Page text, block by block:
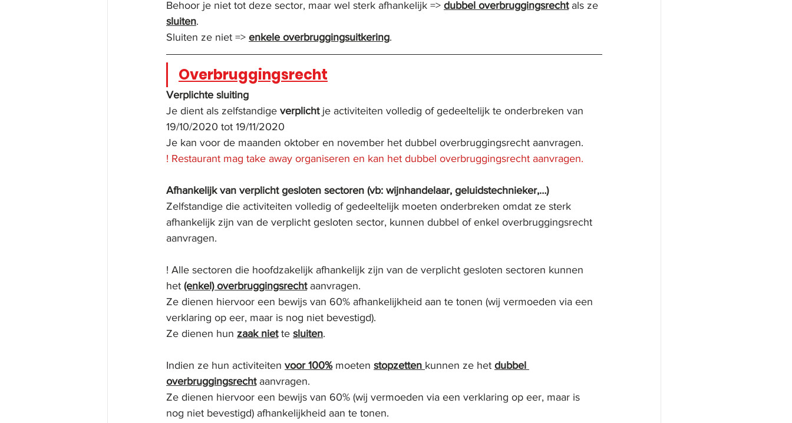
Behoor je niet tot deze sector, maar wel sterk afhankelijk => dubbel overbruggingsrecht als ze
sluiten.
Sluiten ze niet => enkele overbruggingsuitkering.
Overbruggingsrecht
Verplichte sluiting
Je dient als zelfstandige verplicht je activiteiten volledig of gedeeltelijk te onderbreken van
19/10/2020 tot 19/11/2020
Je kan voor de maanden oktober en november het dubbel overbruggingsrecht aanvragen.
! Restaurant mag take away organiseren en kan het dubbel overbruggingsrecht aanvragen.
Afhankelijk van verplicht gesloten sectoren (vb: wijnhandelaar, geluidstechnieker,…)
Zelfstandige die activiteiten volledig of gedeeltelijk moeten onderbreken omdat ze sterk
afhankelijk zijn van de verplicht gesloten sector, kunnen dubbel of enkel overbruggingsrecht
aanvragen.
! Alle sectoren die hoofdzakelijk afhankelijk zijn van de verplicht gesloten sectoren kunnen
het (enkel) overbruggingsrecht aanvragen.
Ze dienen hiervoor een bewijs van 60% afhankelijkheid aan te tonen (wij vermoeden via een
verklaring op eer, maar is nog niet bevestigd).
Ze dienen hun zaak niet te sluiten.
Indien ze hun activiteiten voor 100% moeten stopzetten kunnen ze het dubbel
overbruggingsrecht aanvragen.
Ze dienen hiervoor een bewijs van 60% (wij vermoeden via een verklaring op eer, maar is
nog niet bevestigd) afhankelijkheid aan te tonen.